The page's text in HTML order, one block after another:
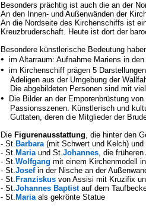
Besonders prächtig ist auch die an der
An den Innen- und Außenwänden der
An die Nordseite des Kirchenschiffs ist
Kreuzbruderschaft. Heute ist dort der
Besondere künstlerische Bedeutung
• im Altarraum: Aufnahme Mariens in
• im Kirchenschiff prägen 5
Adeligen aus der Umgebung der
Die abgebildeten Personen sind mit
• Die Bilder an der Emporenbrüstung
Passionsszenen. Künstlerisch und
Guttaten, deren die Mitglieder der
Die Figurenausstattung, die hinter den
- St. Barbara(mit Schwert und Kelch) und
- St. Mariaund St.Johannes, die
- St.Wolfgang mit einem Kirchenmodell
- St.Josefin der Nische an der
- St. Franziskus von Assisi mit Kruzifix
- St.Johannes Baptistauf dem
- St. Mariaals gekrönte Statue